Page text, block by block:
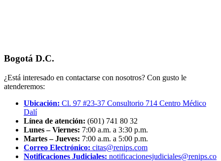
Bogotá D.C.
¿Está interesado en contactarse con nosotros? Con gusto le
atenderemos:
Ubicación: Cl. 97 #23-37 Consultorio 714 Centro Médico
Dalí
Línea de atención: (601) 741 80 32
Lunes – Viernes: 7:00 a.m. a 3:30 p.m.
Martes – Jueves: 7:00 a.m. a 5:00 p.m.
Correo Electrónico: citas@renips.com
Notificaciones Judiciales: notificacionesjudiciales@renips.co